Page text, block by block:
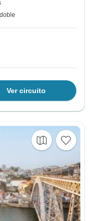
Ver circuito